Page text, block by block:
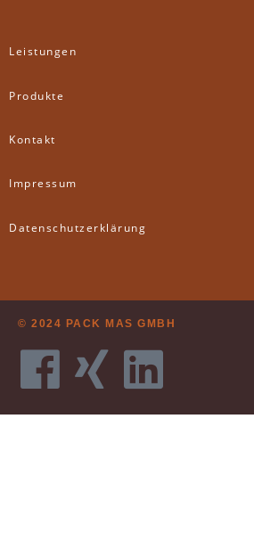
Leistungen
Produkte
Kontakt
Impressum
Datenschutzerklärung
© 2024 PACK MAS GMBH